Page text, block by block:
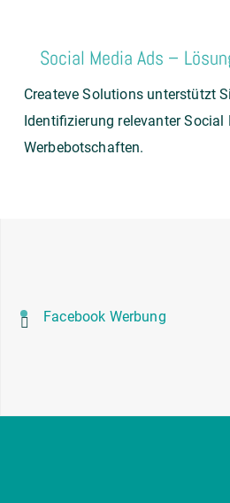
Social Media Ads –
Createve Solutions unterstützt
Identifizierung relevanter Social
Werbebotschaften.
Facebook Werbung